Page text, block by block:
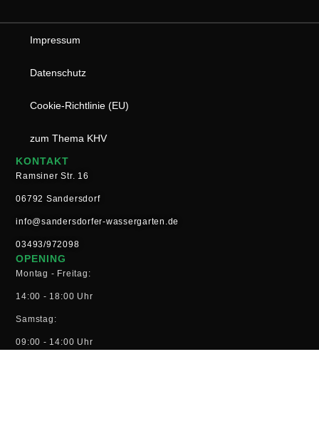
Impressum
Datenschutz
Cookie-Richtlinie (EU)
zum Thema KHV
KONTAKT
Ramsiner Str. 16
06792 Sandersdorf
info@sandersdorfer-wassergarten.de
03493/972098
OPENING
Montag - Freitag:
14:00 - 18:00 Uhr
Samstag:
09:00 - 14:00 Uhr